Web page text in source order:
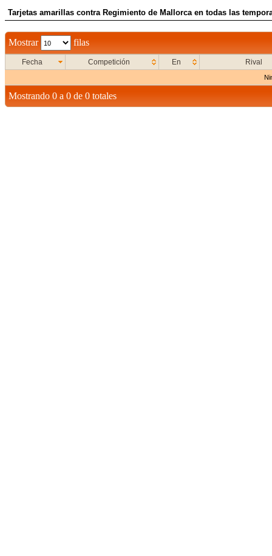
Tarjetas amarillas contra Regimiento de Mallorca en todas las
Mostrar filas
Fecha Competición En Rival
Mostrando 0 a 0 de 0 totales